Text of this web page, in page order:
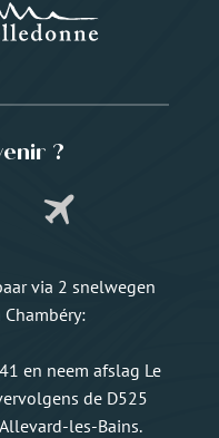
?
via 2 snelwegen
en neem afslag Le
de D525
les-Bains.